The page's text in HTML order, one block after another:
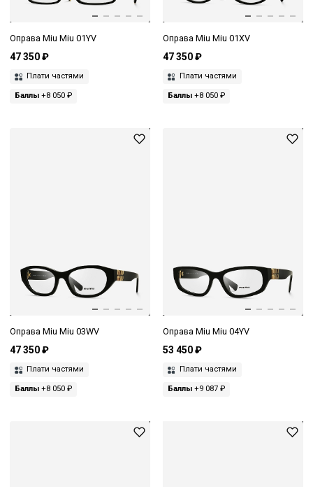
Оправа Miu Miu 01YV
47 350 ₽
Плати частями
Баллы +8 050 ₽
Оправа Miu Miu 01XV
47 350 ₽
Плати частями
Баллы+8 050 ₽
Оправа Miu Miu 03WV
47 350 ₽
Плати частями
Баллы +8 050 ₽
Оправа Miu Miu 04YV
53 450 ₽
Плати частями
Баллы+9 087 ₽